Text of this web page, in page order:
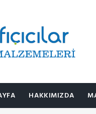
HAKKIMIZDA